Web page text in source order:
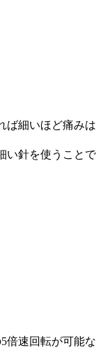
ば細いほど痛みは
い針を使うことで
倍速回転が可能な